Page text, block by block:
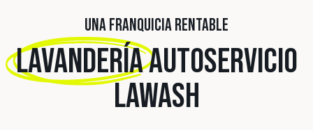
UNA FRANQUICIA RENTABLE
LAVANDERÍAAUTOSERVICIO
LAWASH